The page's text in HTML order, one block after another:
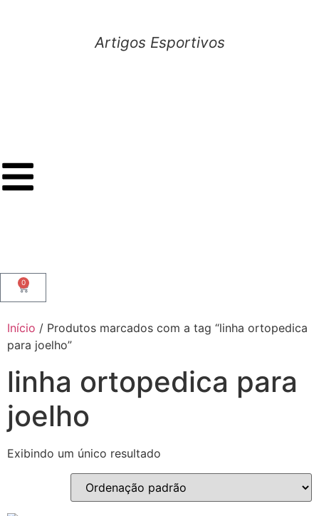
Artigos Esportivos
0
Início / Produtos marcados com a tag “linha ortopedica
para joelho”
linha ortopedica para
joelho
Exibindo um único resultado